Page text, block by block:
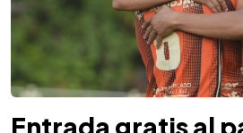
Entrada gratis al